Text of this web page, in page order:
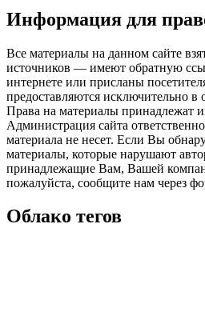
Информация для
Все материалы на данном сайте
источников — имеют обратную
интернете или присланы
предоставляются исключительно в
Права на материалы принадлежат
Администрация сайта
материала не несет. Если Вы
материалы, которые нарушают
принадлежащие Вам, Вашей
пожалуйста, сообщите нам через
Облако тегов